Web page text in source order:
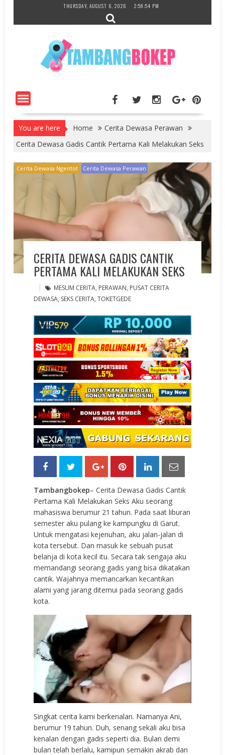
content
THURSDAY, AUGUST 6, 2026 2:58:55 PM
You are here Home
Cerita Dewasa Perawan
Cerita Dewasa Gadis Cantik Pertama Kali Melakukan Seks
Cerita Dewasa Ngentot Cerita Dewasa Perawan
CERITA DEWASA GADIS CANTIK
PERTAMA KALI MELAKUKAN SEKS
MESUM CERITA, PERAWAN, PUSAT CERITA
DEWASA, SEKS CERITA,TOKETGEDE
Tambangbokep– Cerita Dewasa Gadis Cantik
Pertama Kali Melakukan Seks Aku seorang
mahasiswa berumur 21 tahun. Pada saat liburan
semester aku pulang ke kampungku di Garut.
Untuk mengatasi kejenuhan, aku jalan-jalan di
kota tersebut. Dan masuk ke sebuah pusat
belanja di kota kecil itu. Secara tak sengaja aku
memandangi seorang gadis yang bisa dikatakan
cantik. Wajahnya memancarkan kecantikan
alami yang jarang ditemui pada seorang gadis
kota.
Singkat cerita kami berkenalan. Namanya Ani,
berumur 19 tahun. Duh, senang sekali aku bisa
kenalan dengan gadis seperti dia. Bulan demi
bulan telah berlalu, kamipun semakin akrab dan